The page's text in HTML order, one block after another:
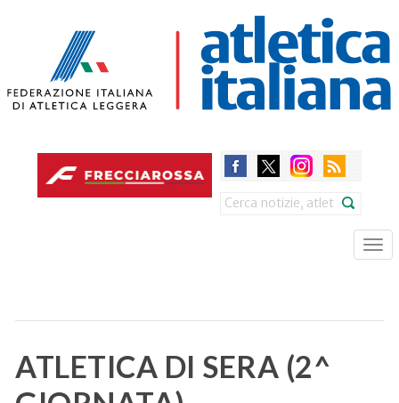
Search
ATLETICA DI SERA (2^